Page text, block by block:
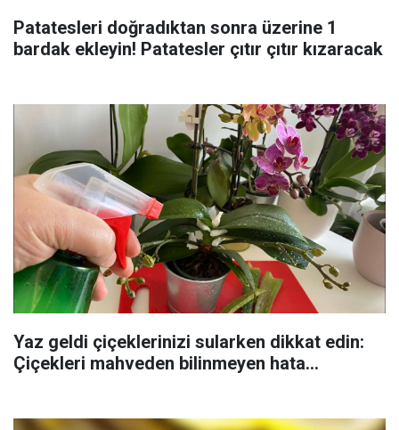
Patatesleri doğradıktan sonra üzerine 1
bardak ekleyin! Patatesler çıtır çıtır kızaracak
Yaz geldi çiçeklerinizi sularken dikkat edin:
Çiçekleri mahveden bilinmeyen hata...